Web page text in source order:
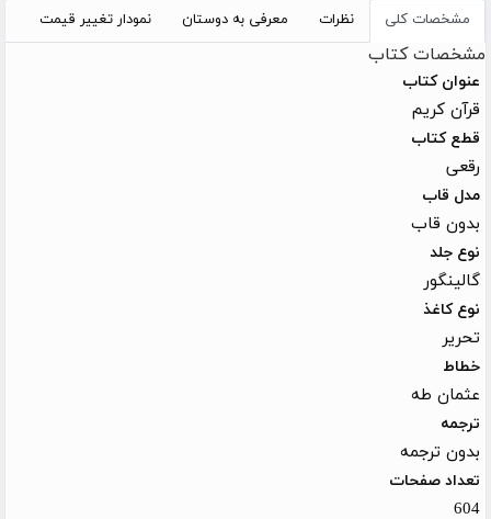
مشخصات کلی نظرات معرفی به دوستان نمودار تغییر قیمت
مشخصات کتاب
عنوان کتاب
قرآن کریم
قطع کتاب
رقعی
مدل قاب
بدون قاب
نوع جلد
گالینگور
نوع کاغذ
تحریر
خطاط
عثمان طه
ترجمه
بدون ترجمه
تعداد صفحات
604